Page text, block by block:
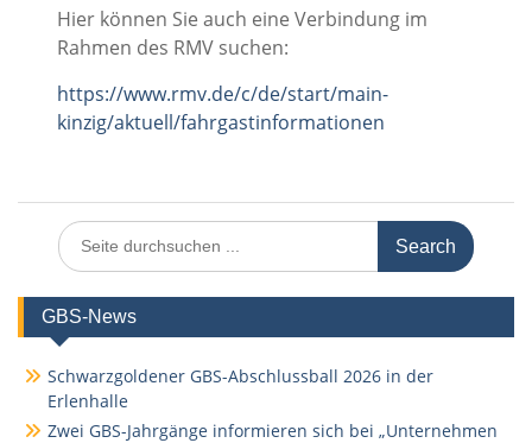
Hier können Sie auch eine Verbindung im
Rahmen des RMV suchen:
https://www.rmv.de/c/de/start/main-
kinzig/aktuell/fahrgastinformationen
Search
for:
GBS-News
Schwarzgoldener GBS-Abschlussball 2026 in der
Erlenhalle
Zwei GBS-Jahrgänge informieren sich bei „Unternehmen